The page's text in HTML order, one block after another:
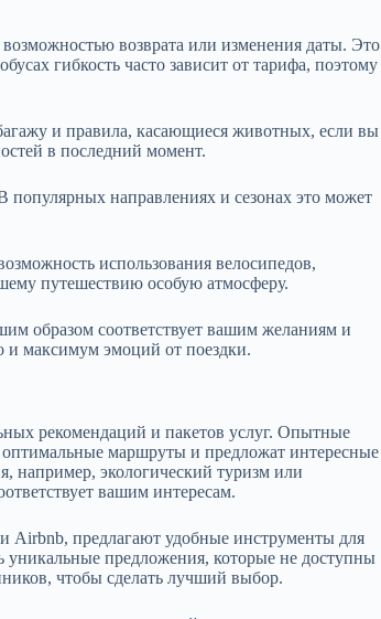
возврата или изменения даты. Это
гибкость часто зависит от тарифа, поэтому
и правила, касающиеся животных, если вы
в последний момент.
В популярных направлениях и сезонах это может
использования велосипедов,
путешествию особую атмосферу.
образом соответствует вашим желаниям и
и максимум эмоций от поездки.
рекомендаций и пакетов услуг. Опытные
оптимальные маршруты и предложат интересные
например, экологический туризм или
вашим интересам.
предлагают удобные инструменты для
предложения, которые не доступны
чтобы сделать лучший выбор.